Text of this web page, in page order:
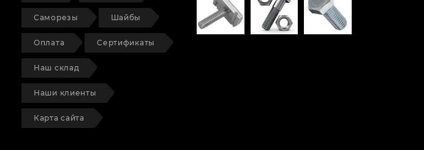
Саморезы Шайбы
Оплата Сертификаты
Наш склад
Наши клиенты
Карта сайта